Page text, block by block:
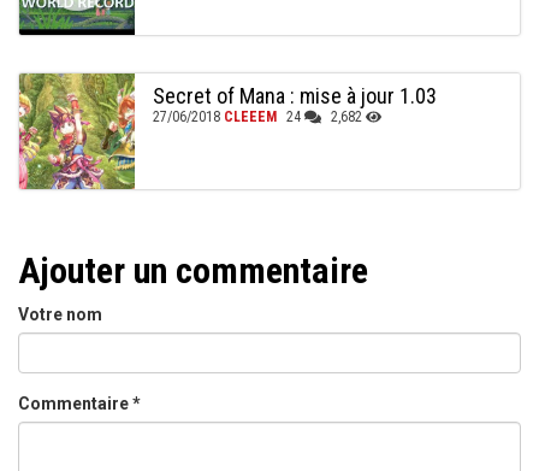
Secret of Mana : mise à jour 1.03
27/06/2018 CLEEEM 24 2,682
Ajouter un commentaire
Votre nom
Commentaire*